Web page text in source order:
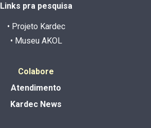
Links pra pesquisa
• Projeto Kardec
• Museu AKOL
Colabore
Atendimento
Kardec News